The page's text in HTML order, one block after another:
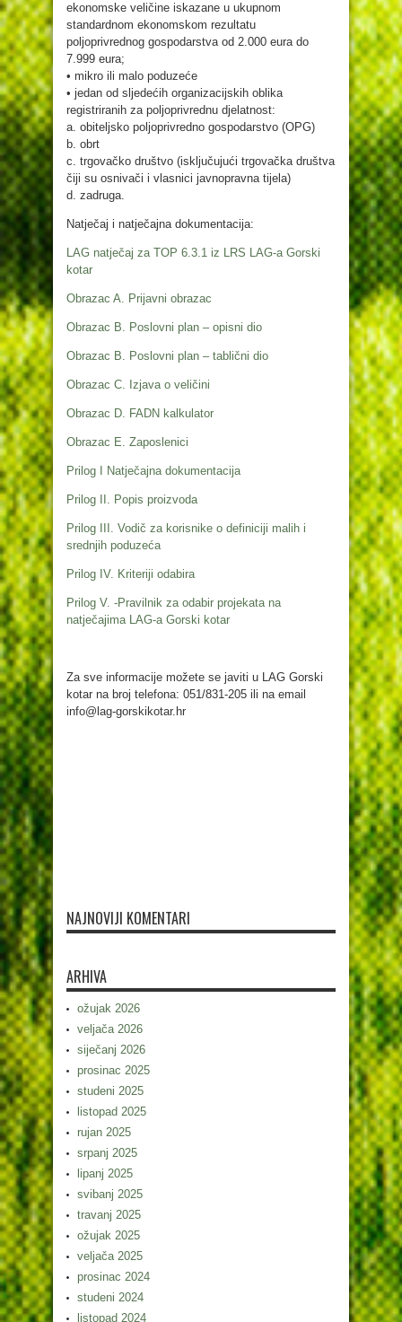
ekonomske veličine iskazane u ukupnom
standardnom ekonomskom rezultatu
poljoprivrednog gospodarstva od 2.000 eura do
7.999 eura;
• mikro ili malo poduzeće
• jedan od sljedećih organizacijskih oblika
registriranih za poljoprivrednu djelatnost:
a. obiteljsko poljoprivredno gospodarstvo (OPG)
b. obrt
c. trgovačko društvo (isključujući trgovačka društva
čiji su osnivači i vlasnici javnopravna tijela)
d. zadruga.
Natječaj i natječajna dokumentacija:
LAG natječaj za TOP 6.3.1 iz LRS LAG-a Gorski
kotar
Obrazac A. Prijavni obrazac
Obrazac B. Poslovni plan – opisni dio
Obrazac B. Poslovni plan – tablični dio
Obrazac C. Izjava o veličini
Obrazac D. FADN kalkulator
Obrazac E. Zaposlenici
Prilog I Natječajna dokumentacija
Prilog II. Popis proizvoda
Prilog III. Vodič za korisnike o definiciji malih i
srednjih poduzeća
Prilog IV. Kriteriji odabira
Prilog V. -Pravilnik za odabir projekata na
natječajima LAG-a Gorski kotar
Za sve informacije možete se javiti u LAG Gorski
kotar na broj telefona: 051/831-205 ili na email
info@lag-gorskikotar.hr
NAJNOVIJI KOMENTARI
ARHIVA
ožujak 2026
veljača 2026
siječanj 2026
prosinac 2025
studeni 2025
listopad 2025
rujan 2025
srpanj 2025
lipanj 2025
svibanj 2025
travanj 2025
ožujak 2025
veljača 2025
prosinac 2024
studeni 2024
listopad 2024